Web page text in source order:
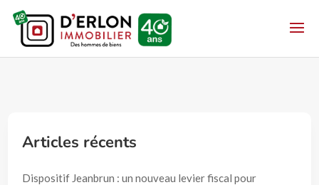
Articles récents
Dispositif Jeanbrun : un nouveau levier fiscal pour